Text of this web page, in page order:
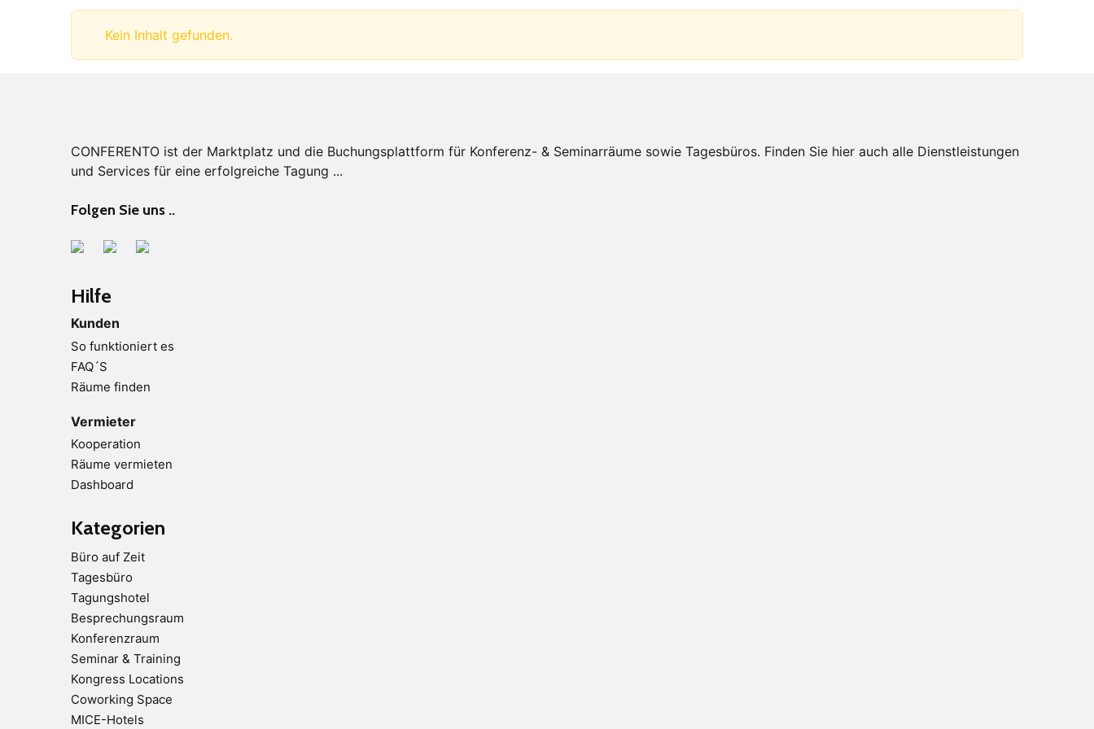
Kein Inhalt gefunden.
CONFERENTO ist der Marktplatz und die Buchungsplattform für Konferenz- & Seminarräume sowie Tagesbüros. Finden Sie hier auch alle Dienstleistungen
und Services für eine erfolgreiche Tagung ...
Folgen Sie uns ..
Hilfe
Kunden
So funktioniert es
FAQ´S
Räume finden
Vermieter
Kooperation
Räume vermieten
Dashboard
Kategorien
Büro auf Zeit
Tagesbüro
Tagungshotel
Besprechungsraum
Konferenzraum
Seminar & Training
Kongress Locations
Coworking Space
MICE-Hotels